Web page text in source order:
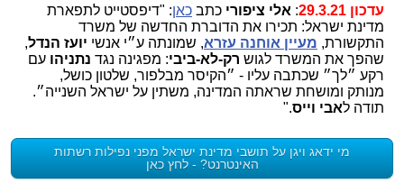
עדכון 29.3.21 : אלי ציפורי כתב כאן: "‏דיפסטייט לתפארת
מדינת ישראל: תכירו את הדוברת החדשה של משרד
התקשורת, מעיין אוחנה עזרא, שמונתה ע״י אנשי יועז הנדל,
שהפך את המשרד לגוש רק-לא-ביבי: מפגינה נגד נתניהו עם
רקע ״לך״ שכתבה עליו - ״הקיסר מבלפור, שלטון כושל,
מנותק ומושחת שראתה המדינה, משתין על ישראל השנייה״.
‏תודה לאבי וייס."
מי ידאג ויגן על תושבי מדינת ישראל מפני נפילות רשתות
האינטרנט? - לחץ כאן